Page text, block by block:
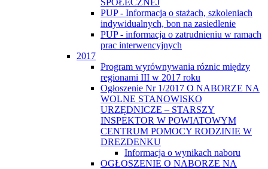
PUP - Informacja o stażach, szkoleniach
indywidualnych, bon na zasiedlenie
PUP - informacja o zatrudnieniu w ramach
prac interwencyjnych
2017
Program wyrównywania róznic między
regionami III w 2017 roku
Ogłoszenie Nr 1/2017 O NABORZE NA
WOLNE STANOWISKO
URZĘDNICZE – STARSZY
INSPEKTOR W POWIATOWYM
CENTRUM POMOCY RODZINIE W
DREZDENKU
Informacja o wynikach naboru
OGŁOSZENIE O NABORZE NA